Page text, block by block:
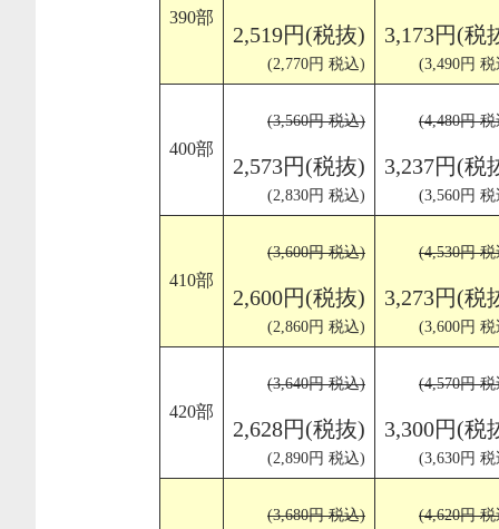
390部
2,519円(税抜)
(2,770円 税込)
3,173円(税
(3,490円
400部
(3,560円 税込)
2,573円(税抜)
(2,830円 税込)
(4,480円
3,237円(税
(3,560円
410部
(3,600円 税込)
2,600円(税抜)
(2,860円 税込)
(4,530円
3,273円(税
(3,600円
420部
(3,640円 税込)
2,628円(税抜)
(2,890円 税込)
(4,570円
3,300円(税
(3,630円
(3,680円 税込) (4,620円